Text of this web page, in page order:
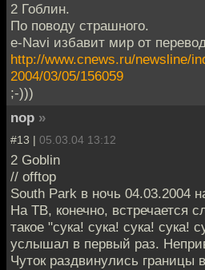
2 Гоблин.
По поводу страшного.
e-Navi избавит мир от
http://www.cnews.ru/newsline/
2004/03/05/156059
;-)))
nop »
#13 | 05.03.04 13:12
2 Goblin
// offtop
South Park в ночь 04.03.2004
На ТВ, конечно, встречается
такое "сука! сука! сука! сука!
услышал в первый раз.
Чуток раздвинулись границы